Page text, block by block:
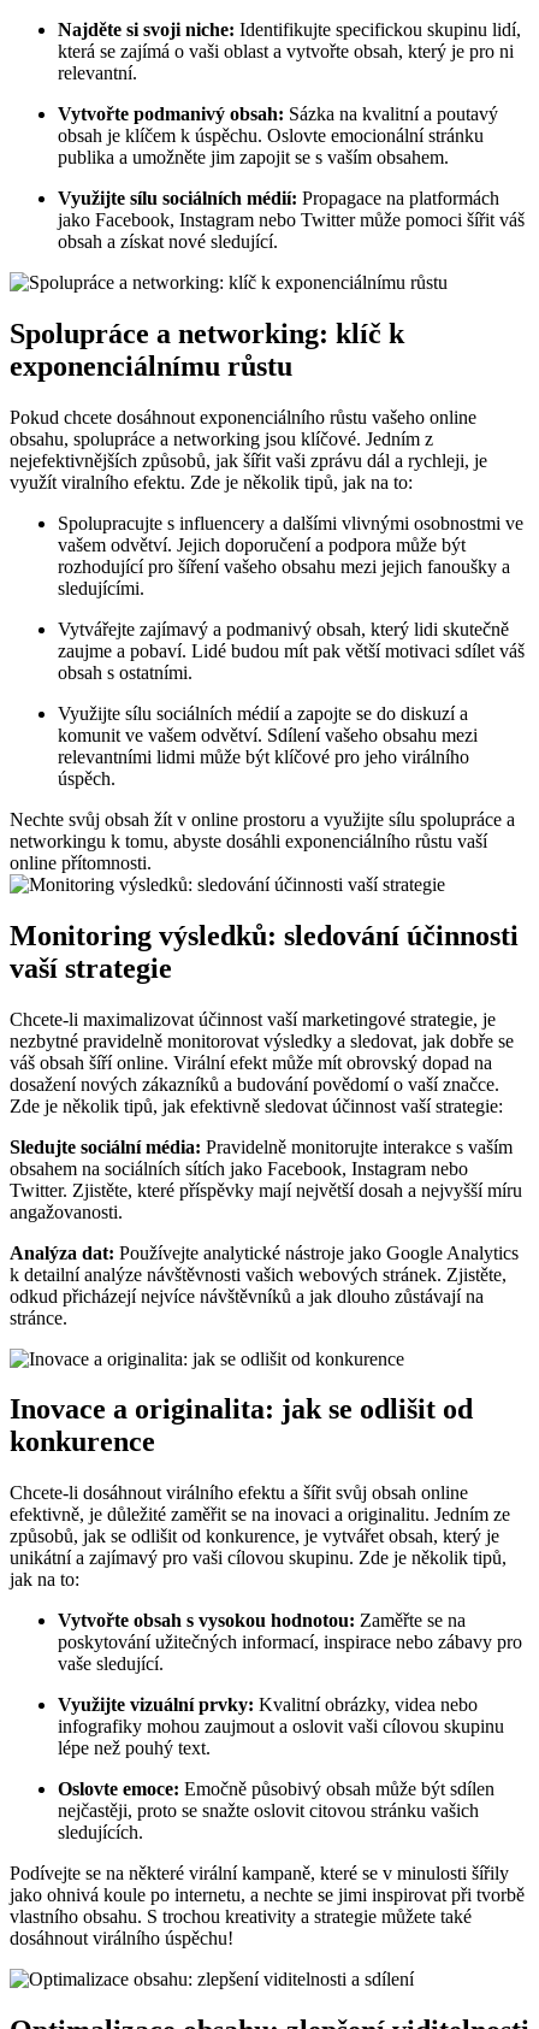
Najděte si svoji niche: Identifikujte specifickou skupinu lidí,
která se zajímá o vaši oblast a vytvořte obsah, který je pro ni
relevantní.
Vytvořte podmanivý obsah: Sázka na kvalitní a poutavý
obsah je klíčem k úspěchu. Oslovte emocionální stránku
publika a umožněte jim zapojit se s vaším obsahem.
Využijte sílu sociálních médií: Propagace na platformách
jako Facebook, Instagram nebo Twitter může pomoci šířit váš
obsah a získat nové sledující.
Spolupráce a networking: klíč k
exponenciálnímu růstu
Pokud chcete dosáhnout exponenciálního růstu vašeho online
obsahu, spolupráce a networking jsou klíčové. Jedním z
nejefektivnějších způsobů, jak šířit vaši zprávu dál a rychleji, je
využít viralního efektu. Zde je několik tipů, jak na to:
Spolupracujte s influencery a dalšími vlivnými osobnostmi ve
vašem odvětví. Jejich doporučení a podpora může být
rozhodující pro šíření vašeho obsahu mezi jejich fanoušky a
sledujícími.
Vytvářejte zajímavý a podmanivý obsah, který lidi skutečně
zaujme a pobaví. Lidé budou mít pak větší motivaci sdílet váš
obsah s ostatními.
Využijte sílu sociálních médií a zapojte se do diskuzí a
komunit ve vašem odvětví. Sdílení vašeho obsahu mezi
relevantními lidmi může být klíčové pro jeho virálního
úspěch.
Nechte svůj obsah žít v online prostoru a využijte sílu spolupráce a
networkingu k tomu, abyste dosáhli exponenciálního růstu vaší
online přítomnosti.
Monitoring výsledků: sledování účinnosti
vaší strategie
Chcete-li maximalizovat účinnost vaší marketingové strategie, je
nezbytné pravidelně monitorovat výsledky a sledovat, jak dobře se
váš obsah šíří online. Virální efekt může mít obrovský dopad na
dosažení nových zákazníků a budování povědomí o vaší značce.
Zde je několik tipů, jak efektivně sledovat účinnost vaší strategie:
Sledujte sociální média: Pravidelně monitorujte interakce s vaším
obsahem na sociálních sítích jako Facebook, Instagram nebo
Twitter. Zjistěte, které příspěvky mají největší dosah a nejvyšší míru
angažovanosti.
Analýza dat: Používejte analytické nástroje jako Google Analytics
k detailní analýze návštěvnosti vašich webových stránek. Zjistěte,
odkud přicházejí nejvíce návštěvníků a jak dlouho zůstávají na
stránce.
Inovace a originalita: jak se odlišit od
konkurence
Chcete-li dosáhnout virálního efektu a šířit svůj obsah online
efektivně, je důležité zaměřit se na inovaci a originalitu. Jedním ze
způsobů, jak se odlišit od konkurence, je vytvářet obsah, který je
unikátní a zajímavý pro vaši cílovou skupinu. Zde je několik tipů,
jak na to:
Vytvořte obsah s vysokou hodnotou: Zaměřte se na
poskytování užitečných informací, inspirace nebo zábavy pro
vaše sledující.
Využijte vizuální prvky: Kvalitní obrázky, videa nebo
infografiky mohou zaujmout a oslovit vaši cílovou skupinu
lépe než pouhý text.
Oslovte emoce: Emočně působivý obsah může být sdílen
nejčastěji, proto se snažte oslovit citovou stránku vašich
sledujících.
Podívejte se na některé virální kampaně, které se v minulosti šířily
jako ohnivá koule po internetu, a nechte se jimi inspirovat při tvorbě
vlastního obsahu. S trochou kreativity a strategie můžete také
dosáhnout virálního úspěchu!